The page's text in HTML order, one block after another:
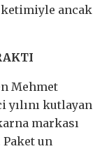
ancak
Mehmet
yılını kutlayan
markası
Paket un